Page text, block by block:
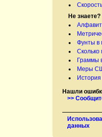
Не знаете?
Фунты в
Сколько
Граммы
Меры
Нашли
>>
данных